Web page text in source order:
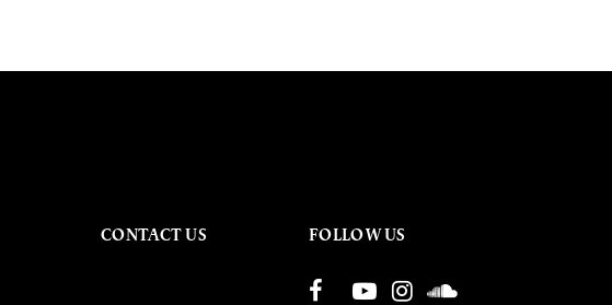
CONTACT US FOLLOW US